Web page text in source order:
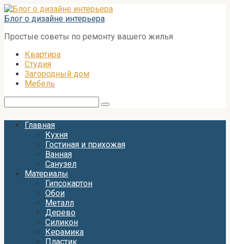
Перейти
к
Блог о дизайне интерьера
Простые советы по ремонту вашего жилья
Квартира
Студия
Загородный дом
Мебель
Главная
Кухня
Гостиная и прихожая
Ванная
Санузел
Материалы
Гипсокартон
Обои
Металл
Дерево
Силикон
Керамика
Пластик